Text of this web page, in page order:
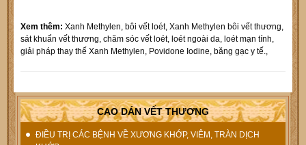
Xem thêm: Xanh Methylen, bôi vết loét, Xanh Methylen bôi vết thương,
sát khuẩn vết thương, chăm sóc vết loét, loét ngoài da, loét mạn tính,
giải pháp thay thế Xanh Methylen, Povidone Iodine, băng gạc y tế.,
CAO DÁN VẾT THƯƠNG
ĐIỀU TRỊ CÁC BỆNH VỀ XƯƠNG KHỚP, VIÊM, TRÀN DỊCH